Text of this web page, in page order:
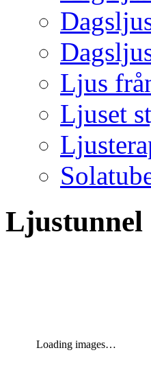
Ljus
Ljuset
Ljustunnel
Loading images…